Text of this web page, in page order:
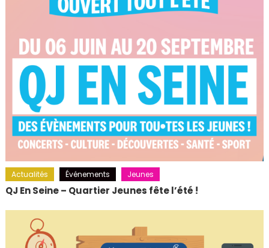
Actualités Événements Jeunes
QJ En Seine – Quartier Jeunes fête l’été !